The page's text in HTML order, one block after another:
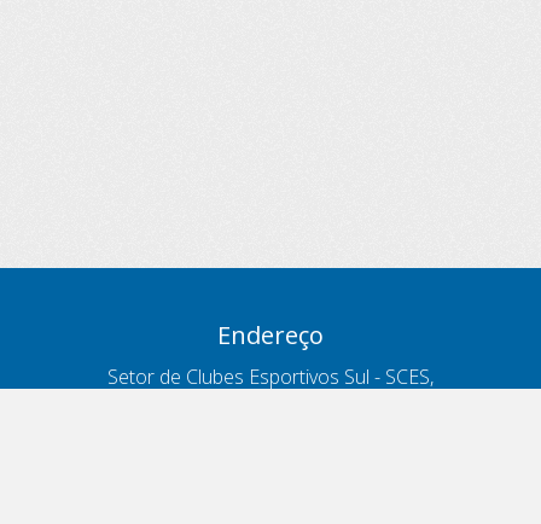
Endereço
Setor de Clubes Esportivos Sul - SCES,